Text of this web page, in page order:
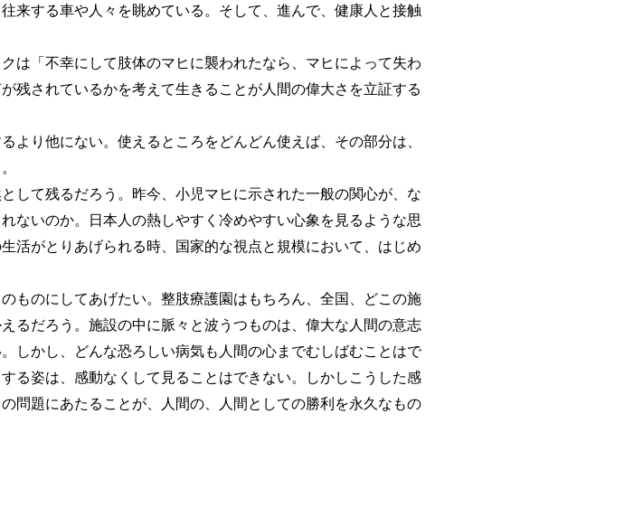
来する車や人々を眺めている。そして、進んで、健康人と接触
は「不幸にして肢体のマヒに襲われたなら、マヒによって失わ
残されているかを考えて生きることが人間の偉大さを立証する
り他にない。使えるところをどんどん使えば、その部分は、
して残るだろう。昨今、小児マヒに示された一般の関心が、な
ないのか。日本人の熱しやすく冷めやすい心象を見るような思
活がとりあげられる時、国家的な視点と規模において、はじめ
ものにしてあげたい。整肢療護園はもちろん、全国、どこの施
るだろう。施設の中に脈々と波うつものは、偉大な人間の意志
しかし、どんな恐ろしい病気も人間の心までむしばむことはで
る姿は、感動なくして見ることはできない。しかしこうした感
問題にあたることが、人間の、人間としての勝利を永久なもの